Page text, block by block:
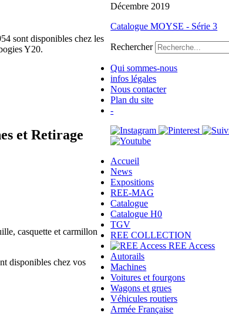
sont disponibles chez les
Y20.
et Retirage
casquette et carmillon
disponibles chez vos
Décembre 2019
Catalogue MOYSE - Série 3
Rechercher
Qui sommes-nous
infos légales
Nous contacter
Plan du site
-
Accueil
News
Expositions
REE-MAG
Catalogue
Catalogue H0
TGV
REE COLLECTION
REE Access
Autorails
Machines
Voitures et fourgons
Wagons et grues
Véhicules routiers
Armée Française